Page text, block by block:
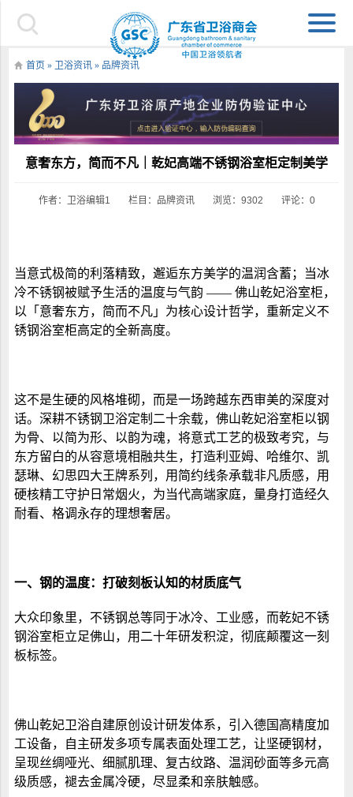
首页 » 卫浴资讯» 品牌资讯
意奢东方，简而不凡｜乾妃高端不锈钢浴室柜定制美学
作者：卫浴编辑1 栏目： 品牌资讯 浏览：9302 评论：0
当意式极简的利落精致，邂逅东方美学的温润含蓄；当冰
冷不锈钢被赋予生活的温度与气韵 —— 佛山乾妃浴室柜，
以「意奢东方，简而不凡」为核心设计哲学，重新定义不
锈钢浴室柜高定的全新高度。
这不是生硬的风格堆砌，而是一场跨越东西审美的深度对
话。深耕不锈钢卫浴定制二十余载， 佛山乾妃浴室柜以钢
为骨、以简为形、以韵为魂，将意式工艺的极致考究，与
东方留白的从容意境相融共生，打造利亚姆、哈维尔、凯
瑟琳、幻思四大王牌系列，用简约线条承载非凡质感，用
硬核精工守护日常烟火，为当代高端家庭，量身打造经久
耐看、格调永存的理想奢居。
一、 钢的温度：打破刻板认知的材质底气
大众印象里，不锈钢总等同于冰冷、工业感，而乾妃不锈
钢浴室柜立足佛山， 用二十年研发积淀，彻底颠覆这一刻
板标签。
佛山乾妃卫浴自建原创设计研发体系，引入德国高精度加
工设备，自主研发多项专属表面处理工艺，让坚硬钢材，
呈现丝绸哑光、细腻肌理、复古纹路、温润砂面等多元高
级质感，褪去金属冷硬，尽显柔和亲肤触感。